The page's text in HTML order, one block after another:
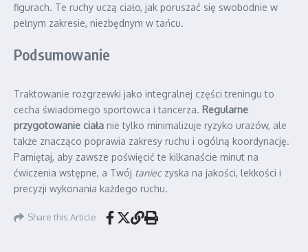
figurach. Te ruchy uczą ciało, jak poruszać się swobodnie w
pełnym zakresie, niezbędnym w tańcu.
Podsumowanie
Traktowanie rozgrzewki jako integralnej części treningu to
cecha świadomego sportowca i tancerza. Regularne
przygotowanie ciała nie tylko minimalizuje ryzyko urazów, ale
także znacząco poprawia zakresy ruchu i ogólną koordynację.
Pamiętaj, aby zawsze poświęcić te kilkanaście minut na
ćwiczenia wstępne, a Twój tanieczyska na jakości, lekkości i
precyzji wykonania każdego ruchu.
Share this Article